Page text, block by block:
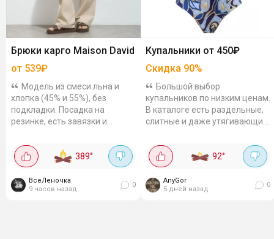
Брюки карго Maison David
от 539₽
Модель из смеси льна и
хлопка (45% и 55%), без
подкладки. Посадка на
резинке, есть завязки и
товары разные цвета и
размеры.
389°
ВсеЛеночка
9 часов назад
0
Купальники от 450₽
Скидка 90%
Большой выбор
купальников по низким ценам.
В каталоге есть раздельные,
слитные и даже утягивающие.
«Дешевле» и выбирайте
92°
AnyGor
5 дней назад
0